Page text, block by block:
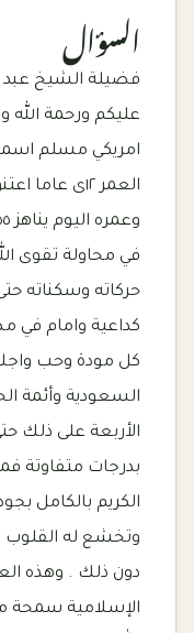
السؤال
فضيلة الشيخ عبد
عليكم ورحمة الله
امريكي مسلم اسمه
العمر ١٢ى
في محاولة تقوى
حركاته وسكناته
كداعية وامام في
كل مودة وحب
السعودية وأئمة
الأربعة على ذلك
بدرجات متفاوتة
الكريم بالكامل
وتخشع له القلوب
دون ذلك . وهذه
الإسلامية سمحة